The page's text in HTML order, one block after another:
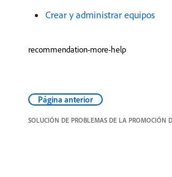
Crear y administrar equipos
recommendation-more-help
Página anterior
SOLUCIÓN DE PROBLEMAS DE LA PROMOCIÓN